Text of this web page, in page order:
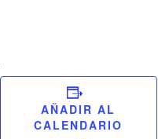
AÑADIR AL
CALENDARIO